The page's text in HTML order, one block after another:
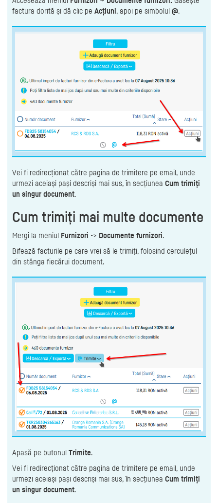
factura dorită și dă clic pe Acțiuni, apoi pe simbolul @.
Vei fi redirecționat către pagina de trimitere pe email, unde
urmezi aceiași pași descriși mai sus, în secțiunea Cum trimiți
un singur document.
Cum trimiți mai multe documente
Mergi la meniul Furnizori -> Documente furnizori.
Bifează facturile pe care vrei să le trimiți, folosind cerculețul
din stânga fiecărui document.
Apasă pe butonul Trimite.
Vei fi redirecționat către pagina de trimitere pe email, unde
urmezi aceiași pași descriși mai sus, în secțiunea Cum trimiți
un singur document.